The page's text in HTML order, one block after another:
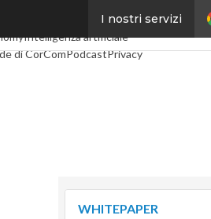
I nostri servizi
Industria 4.0SpacEconomy
Intelligenza artificiale
di CorComPodcastPrivacy
WHITEPAPER